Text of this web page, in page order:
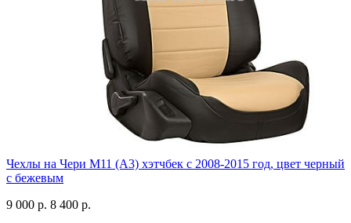
Чехлы на Чери М11 (А3) хэтчбек с 2008-2015 год, цвет черный
с бежевым
9 000 р. 8 400 р.